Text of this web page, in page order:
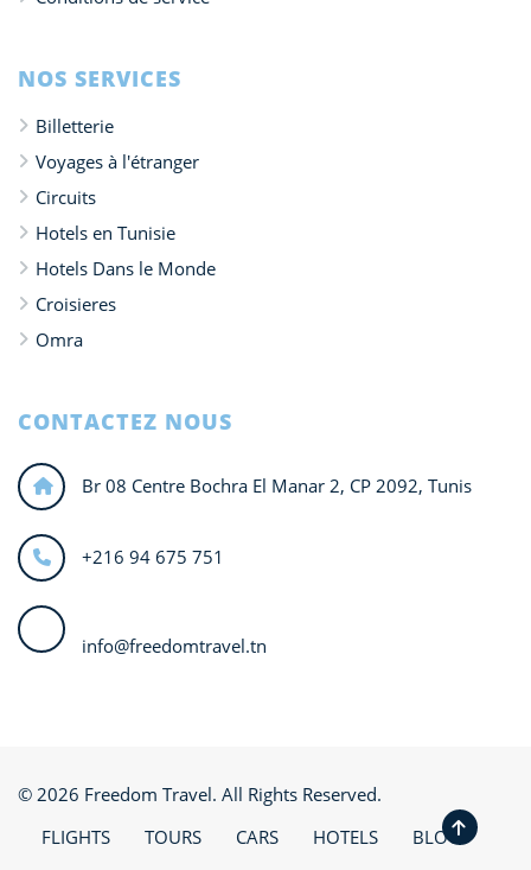
NOS SERVICES
Billetterie
Voyages à l'étranger
Circuits
Hotels en Tunisie
Hotels Dans le Monde
Croisieres
Omra
CONTACTEZ NOUS
Br 08 Centre Bochra El Manar 2, CP 2092, Tunis
+216 94 675 751
info@freedomtravel.tn
© 2026 Freedom Travel. All Rights Reserved.
FLIGHTS
TOURS CARS HOTELS BLOG